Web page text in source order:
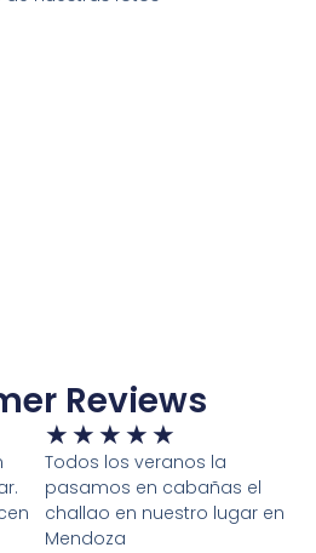
Reviews
★ ★ ★ ★ ★
5
out
of
Todos los veranos la
pasamos en cabañas el
challao en nuestro lugar en
Mendoza